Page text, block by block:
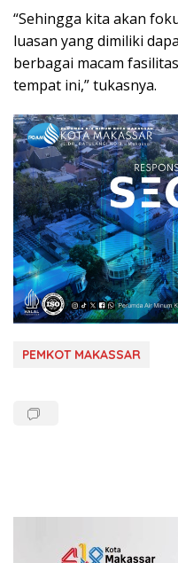
“Sehingga kita akan
luasan yang dimiliki
berbagai macam
tempat ini,” tukasnya.
PEMKOT MAKASSAR